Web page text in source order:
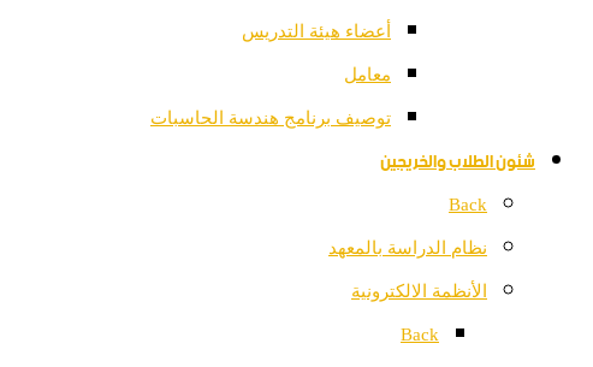
أعضاء هيئة التدريس
معامل
توصيف برنامج هندسة الحاسبات
شئون الطلاب والخريجين
Back
نظام الدراسة بالمعهد
الأنظمة الالكترونية
Back